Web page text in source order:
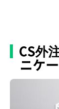
CS外
ニケ